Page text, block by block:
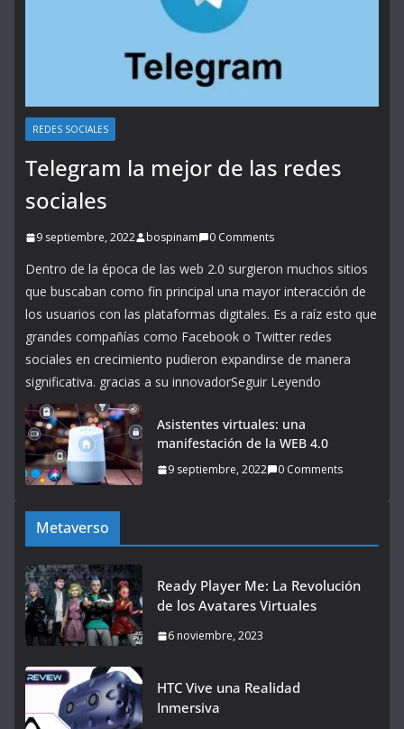
REDES SOCIALES
Telegram la mejor de las redes
sociales
9 septiembre, 2022 bospinam 0 Comments
Dentro de la época de las web 2.0 surgieron muchos sitios
que buscaban como fin principal una mayor interacción de
los usuarios con las plataformas digitales. Es a raíz esto que
grandes compañías como Facebook o Twitter redes
sociales en crecimiento pudieron expandirse de manera
significativa. gracias a su innovadorSeguir Leyendo
Asistentes virtuales: una
manifestación de la WEB 4.0
9 septiembre, 2022 0 Comments
Metaverso
Ready Player Me: La Revolución
de los Avatares Virtuales
6 noviembre, 2023
HTC Vive una Realidad
Inmersiva